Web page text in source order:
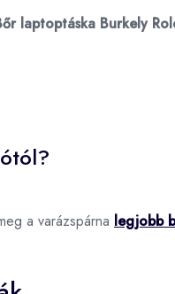
laptoptáska Burkely
a varázspárna legjobb